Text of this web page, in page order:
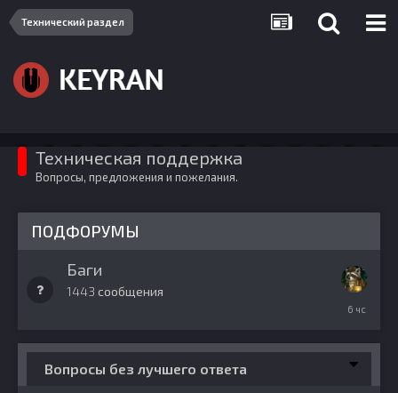
Технический раздел
Техническая поддержка
Вопросы, предложения и пожелания.
ПОДФОРУМЫ
Баги
1443 сообщения
часов
Вопросы без лучшего ответа